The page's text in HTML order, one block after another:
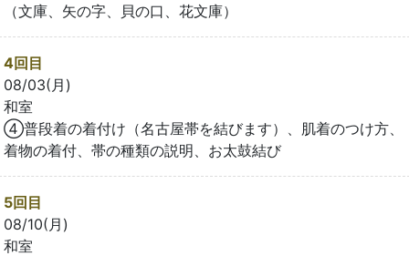
（文庫、矢の字、貝の口、花文庫）
4回目
08/03(月)
和室
④普段着の着付け（名古屋帯を結びます）、肌着のつけ方、
着物の着付、帯の種類の説明、お太鼓結び
5回目
08/10(月)
和室